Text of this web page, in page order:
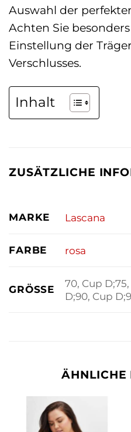
Auswahl der
Achten Sie
Einstellung der
Verschlusses.
Inhalt
ZUSÄTZLICHE
MARKE Lascana
FARBE rosa
GRÖSSE
70, Cup
D;90, Cup
ÄHNLICHE